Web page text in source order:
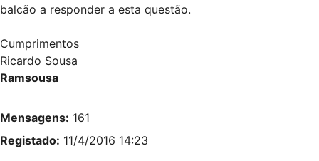
balcão a responder a esta questão.
Cumprimentos
Ricardo Sousa
Ramsousa
Mensagens: 161
Registado: 11/4/2016 14:23